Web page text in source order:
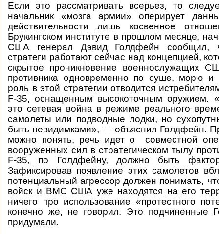
Если это рассматривать всерьез, то
начальник «мозга армии» оперирует
действительности лишь косвенное
Брукингском институте в прошлом месяце,
США генерал Дэвид Голдфейн сообщил,
стратеги работают сейчас над концепцией,
скрытое проникновение военнослужащих
противника одновременно по суше, морю и
роль в этой стратегии отводится
F-35, оснащенным высокоточным оружием.
это сетевая война в режиме реального
самолеты или подводные лодки, но
быть невидимками», — объяснил Голдфейн.
можно понять, речь идет о совместной
вооруженных сил в стратегическом тылу
F-35, по Голдфейну, должно быть
Зафиксировав появление этих самолетов
потенциальный агрессор должен понимать,
войск и ВМС США уже находятся на его
ничего про использование «протестного
конечно же, не говорил. Это подчиненные
придумали.